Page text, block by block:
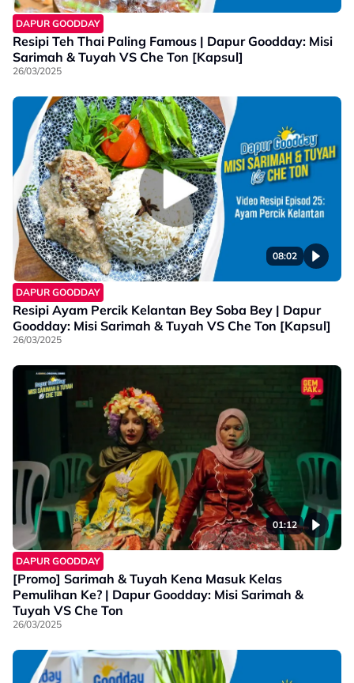
DAPUR GOODDAY
Resipi Teh Thai Paling Famous | Dapur Goodday: Misi
Sarimah & Tuyah VS Che Ton [Kapsul]
26/03/2025
08:02
DAPUR GOODDAY
Resipi Ayam Percik Kelantan Bey Soba Bey | Dapur
Goodday: Misi Sarimah & Tuyah VS Che Ton [Kapsul]
26/03/2025
01:12
DAPUR GOODDAY
[Promo] Sarimah & Tuyah Kena Masuk Kelas
Pemulihan Ke? | Dapur Goodday: Misi Sarimah &
Tuyah VS Che Ton
26/03/2025